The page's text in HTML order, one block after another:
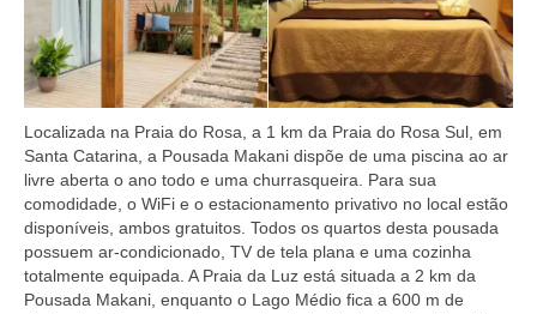
Localizada na Praia do Rosa, a 1 km da Praia do Rosa Sul, em
Santa Catarina, a Pousada Makani dispõe de uma piscina ao ar
livre aberta o ano todo e uma churrasqueira. Para sua
comodidade, o WiFi e o estacionamento privativo no local estão
disponíveis, ambos gratuitos. Todos os quartos desta pousada
possuem ar-condicionado, TV de tela plana e uma cozinha
totalmente equipada. A Praia da Luz está situada a 2 km da
Pousada Makani, enquanto o Lago Médio fica a 600 m de